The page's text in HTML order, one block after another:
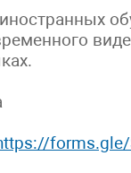
forms.gle/